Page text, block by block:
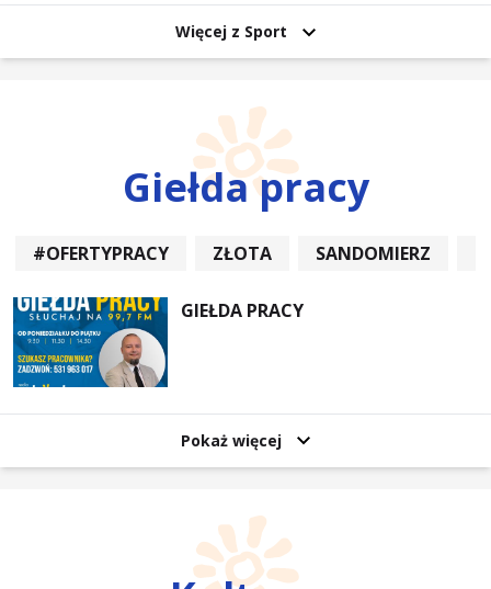
Więcej z Sport
Giełda pracy
#OFERTYPRACY ZŁOTA SANDOMIERZ
GIEŁDA PRACY
Pokaż więcej